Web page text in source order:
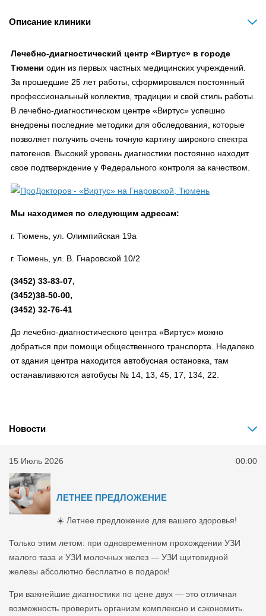
Описание клиники
Лечебно-диагностический центр «Виртус» в городе
Тюмени один из первых частных медицинских учреждений.
За прошедшие 25 лет работы, сформировался постоянный
профессиональный коллектив, традиции и свой стиль работы.
В лечебно-диагностическом центре «Виртус» успешно
внедрены последние методики для обследования, которые
позволяет получить очень точную картину широкого спектра
патогенов. Высокий уровень диагностики постоянно находит
свое подтверждение у Федерального контроля за качеством.
Мы находимся по следующим адресам:
г. Тюмень, ул. Олимпийская 19а
г. Тюмень, ул. В. Гнаровской 10/2
(3452) 33-83-07,
(3452)38-50-00,
(3452) 32-76-41
До лечебно-диагностического центра «Виртус» можно
добраться при помощи общественного транспорта. Недалеко
от здания центра находится автобусная остановка, там
останавливаются автобусы № 14, 13, 45, 17, 134, 22.
Новости
15 Июль 2026 00:00
ЛЕТНЕЕ ПРЕДЛОЖЕНИЕ
☀️ Летнее предложение для вашего здоровья!
Только этим летом: при одновременном прохождении УЗИ
малого таза и УЗИ молочных желез — УЗИ щитовидной
железы абсолютно бесплатно в подарок!
Три важнейшие диагностики по цене двух — это отличная
возможность проверить организм комплексно и сэкономить.